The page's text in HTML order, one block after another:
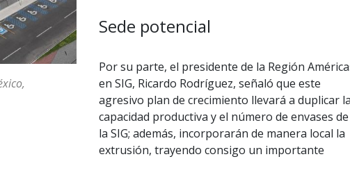
Sede potencial
Por su parte, el presidente de la Región
en SIG, Ricardo Rodríguez, señaló que este
agresivo plan de crecimiento llevará a duplicar
capacidad productiva y el número de envases de
la SIG; además, incorporarán de manera local la
extrusión, trayendo consigo un importante